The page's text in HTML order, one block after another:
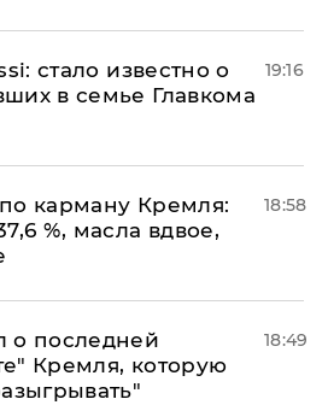
стало известно о
в семье Главкома
19:16
карману Кремля:
%, масла вдвое,
18:58
о последней
Кремля, которую
18:49